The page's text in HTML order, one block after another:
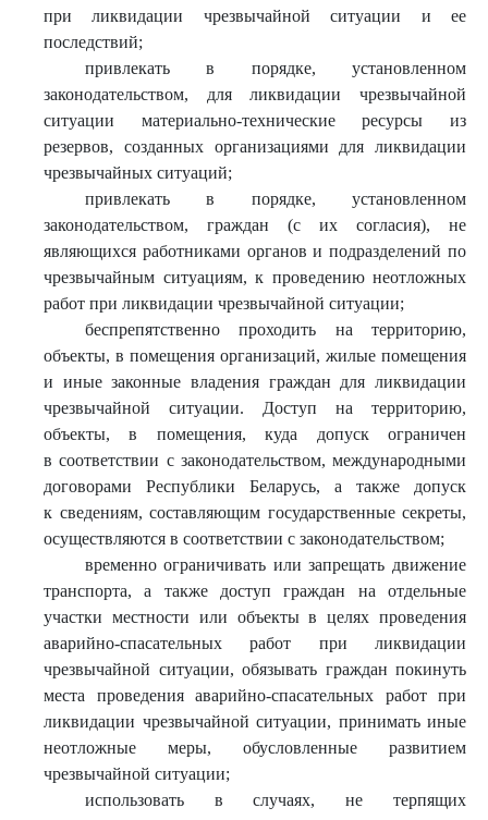
при ликвидации чрезвычайной ситуации и ее
последствий;
привлекать в порядке, установленном
законодательством, для ликвидации чрезвычайной
ситуации материально-технические ресурсы из
резервов, созданных организациями для ликвидации
чрезвычайных ситуаций;
привлекать в порядке, установленном
законодательством, граждан (с их согласия), не
являющихся работниками органов и подразделений по
чрезвычайным ситуациям, к проведению неотложных
работ при ликвидации чрезвычайной ситуации;
беспрепятственно проходить на территорию,
объекты, в помещения организаций, жилые помещения
и иные законные владения граждан для ликвидации
чрезвычайной ситуации. Доступ на территорию,
объекты, в помещения, куда допуск ограничен
в соответствии с законодательством, международными
договорами Республики Беларусь, а также допуск
к сведениям, составляющим государственные секреты,
осуществляются в соответствии с законодательством;
временно ограничивать или запрещать движение
транспорта, а также доступ граждан на отдельные
участки местности или объекты в целях проведения
аварийно-спасательных работ при ликвидации
чрезвычайной ситуации, обязывать граждан покинуть
места проведения аварийно-спасательных работ при
ликвидации чрезвычайной ситуации, принимать иные
неотложные меры, обусловленные развитием
чрезвычайной ситуации;
использовать в случаях, не терпящих